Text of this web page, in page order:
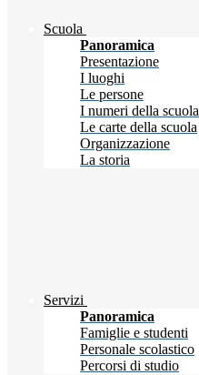
Scuola
Panoramica
Presentazione
I luoghi
Le persone
I numeri della scuola
Le carte della scuola
Organizzazione
La storia
Servizi
Panoramica
Famiglie e studenti
Personale scolastico
Percorsi di studio